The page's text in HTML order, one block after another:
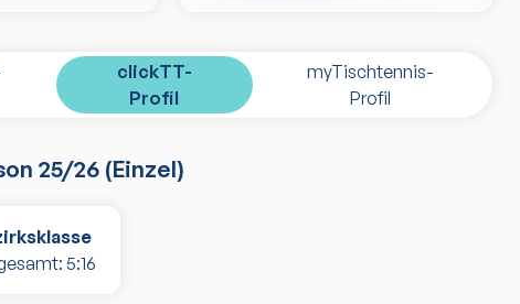
clickTT-
Profil
myTischtennis-
Profil
25/26 (Einzel)
5:16